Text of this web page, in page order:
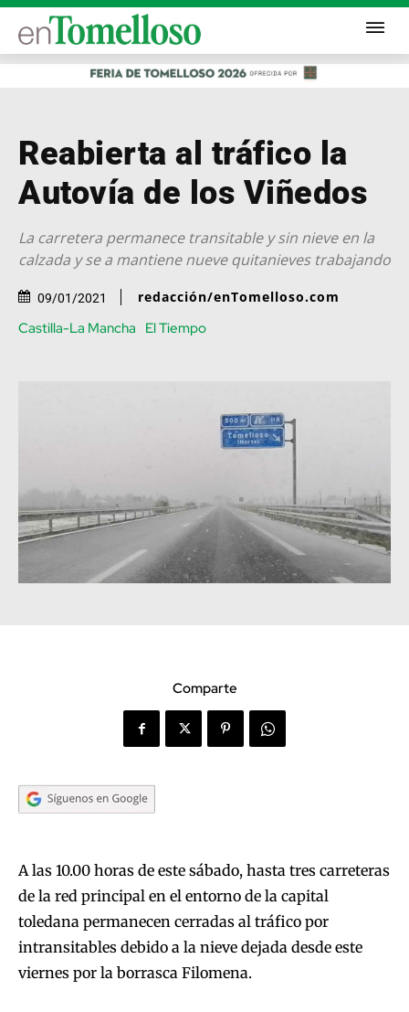
Reabierta al tráfico la
Autovía de los Viñedos
La carretera permanece transitable y sin nieve en la
calzada y se a mantiene nueve quitanieves trabajando
09/01/2021 redacción/enTomelloso.com
Castilla-La Mancha El Tiempo
Comparte
A las 10.00 horas de este sábado, hasta tres carreteras
de la red principal en el entorno de la capital
toledana permanecen cerradas al tráfico por
intransitables debido a la nieve dejada desde este
viernes por la borrasca Filomena.